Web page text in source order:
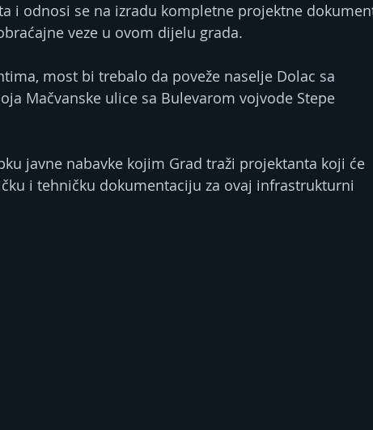
i odnosi se na izradu kompletne projektne
veze u ovom dijelu grada.
most bi trebalo da poveže naselje Dolac sa
Mačvanske ulice sa Bulevarom vojvode Stepe
javne nabavke kojim Grad traži projektanta koji će
i tehničku dokumentaciju za ovaj infrastrukturni